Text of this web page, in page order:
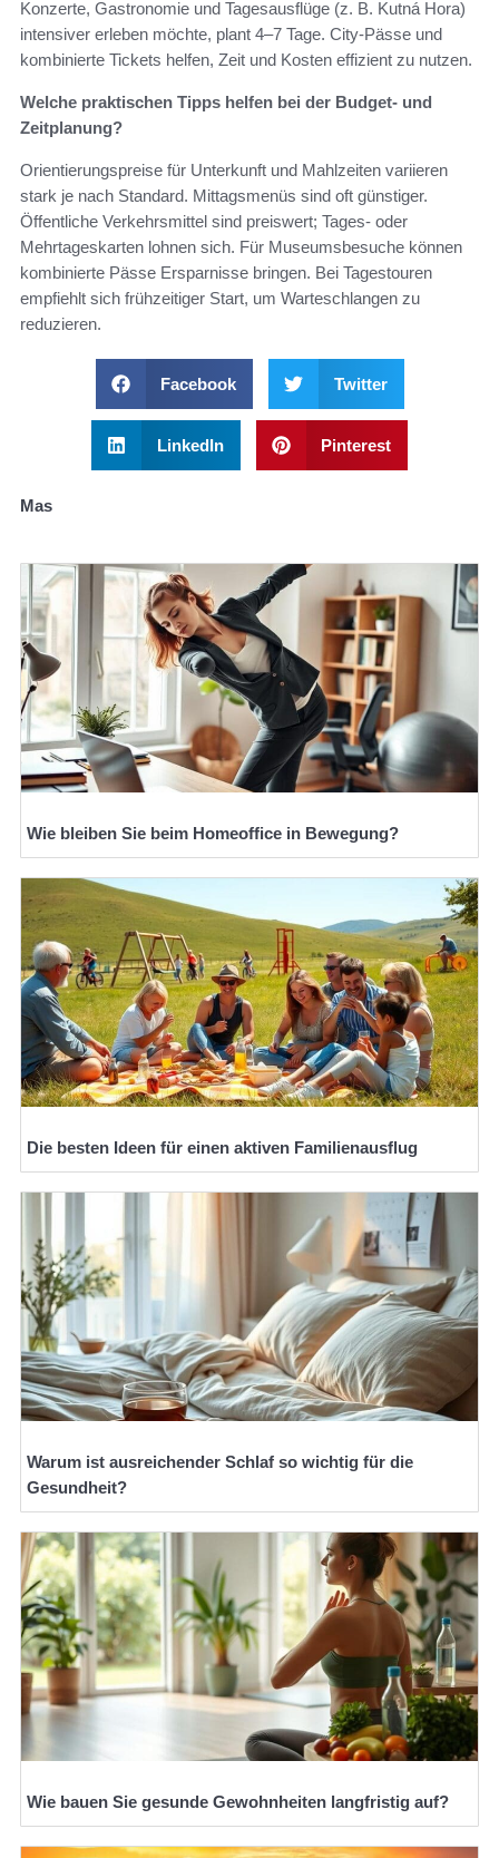
Konzerte, Gastronomie und Tagesausflüge (z. B. Kutná Hora)
intensiver erleben möchte, plant 4–7 Tage. City-Pässe und
kombinierte Tickets helfen, Zeit und Kosten effizient zu nutzen.
Welche praktischen Tipps helfen bei der Budget- und
Zeitplanung?
Orientierungspreise für Unterkunft und Mahlzeiten variieren
stark je nach Standard. Mittagsmenüs sind oft günstiger.
Öffentliche Verkehrsmittel sind preiswert; Tages- oder
Mehrtageskarten lohnen sich. Für Museumsbesuche können
kombinierte Pässe Ersparnisse bringen. Bei Tagestouren
empfiehlt sich frühzeitiger Start, um Warteschlangen zu
reduzieren.
Facebook Twitter
LinkedIn Pinterest
Mas
Wie bleiben Sie beim Homeoffice in Bewegung?
Die besten Ideen für einen aktiven Familienausflug
Warum ist ausreichender Schlaf so wichtig für die
Gesundheit?
Wie bauen Sie gesunde Gewohnheiten langfristig auf?